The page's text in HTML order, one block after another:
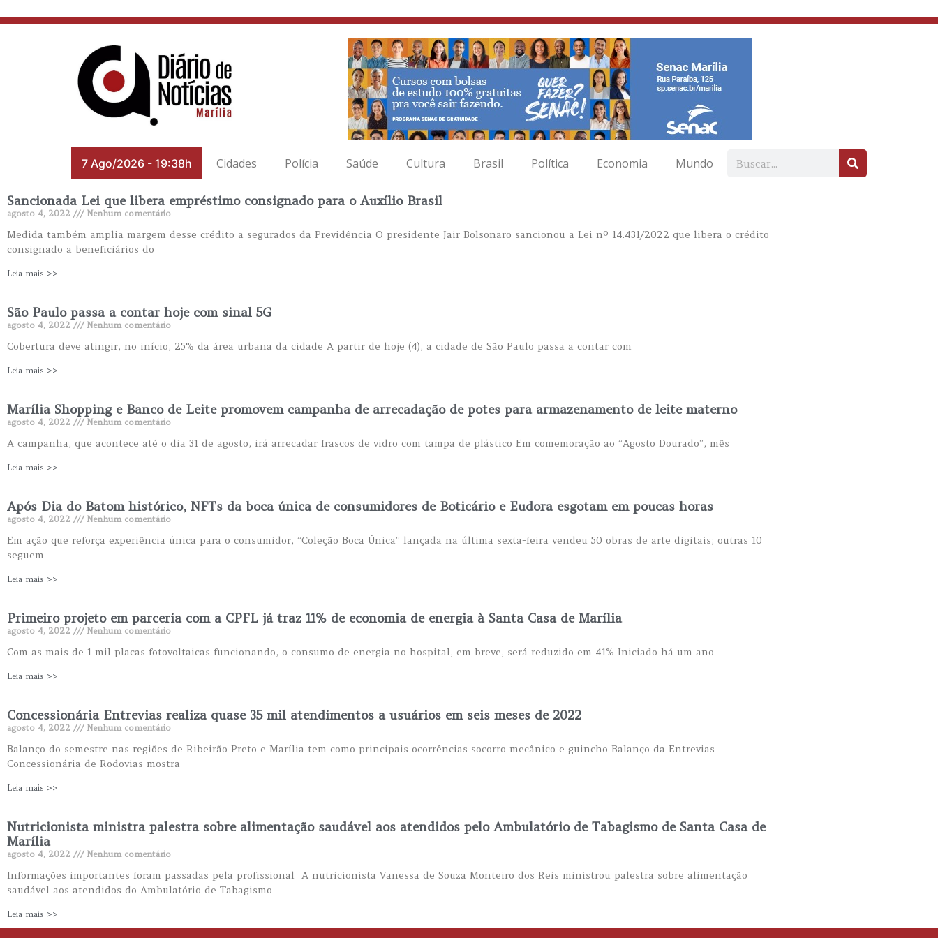
7 Ago/2026 - 19:38h Cidades Polícia Saúde Cultura Brasil Política Economia Mundo
Sancionada Lei que libera empréstimo consignado para o Auxílio Brasil
agosto 4, 2022 Nenhum comentário
Medida também amplia margem desse crédito a segurados da Previdência O presidente Jair Bolsonaro sancionou a Lei nº 14.431/2022 que libera o crédito
consignado a beneficiários do
Leia mais >>
São Paulo passa a contar hoje com sinal 5G
agosto 4, 2022 Nenhum comentário
Cobertura deve atingir, no início, 25% da área urbana da cidade A partir de hoje (4), a cidade de São Paulo passa a contar com
Leia mais >>
Marília Shopping e Banco de Leite promovem campanha de arrecadação de potes para armazenamento de leite materno
agosto 4, 2022 Nenhum comentário
A campanha, que acontece até o dia 31 de agosto, irá arrecadar frascos de vidro com tampa de plástico Em comemoração ao “Agosto Dourado”, mês
Leia mais >>
Após Dia do Batom histórico, NFTs da boca única de consumidores de Boticário e Eudora esgotam em poucas horas
agosto 4, 2022 Nenhum comentário
Em ação que reforça experiência única para o consumidor, “Coleção Boca Única” lançada na última sexta-feira vendeu 50 obras de arte digitais; outras 10
seguem
Leia mais >>
Primeiro projeto em parceria com a CPFL já traz 11% de economia de energia à Santa Casa de Marília
agosto 4, 2022 Nenhum comentário
Com as mais de 1 mil placas fotovoltaicas funcionando, o consumo de energia no hospital, em breve, será reduzido em 41% Iniciado há um ano
Leia mais >>
Concessionária Entrevias realiza quase 35 mil atendimentos a usuários em seis meses de 2022
agosto 4, 2022 Nenhum comentário
Balanço do semestre nas regiões de Ribeirão Preto e Marília tem como principais ocorrências socorro mecânico e guincho Balanço da Entrevias
Concessionária de Rodovias mostra
Leia mais >>
Nutricionista ministra palestra sobre alimentação saudável aos atendidos pelo Ambulatório de Tabagismo de Santa Casa de
Marília
agosto 4, 2022 Nenhum comentário
Informações importantes foram passadas pela profissional A nutricionista Vanessa de Souza Monteiro dos Reis ministrou palestra sobre alimentação
saudável aos atendidos do Ambulatório de Tabagismo
Leia mais >>